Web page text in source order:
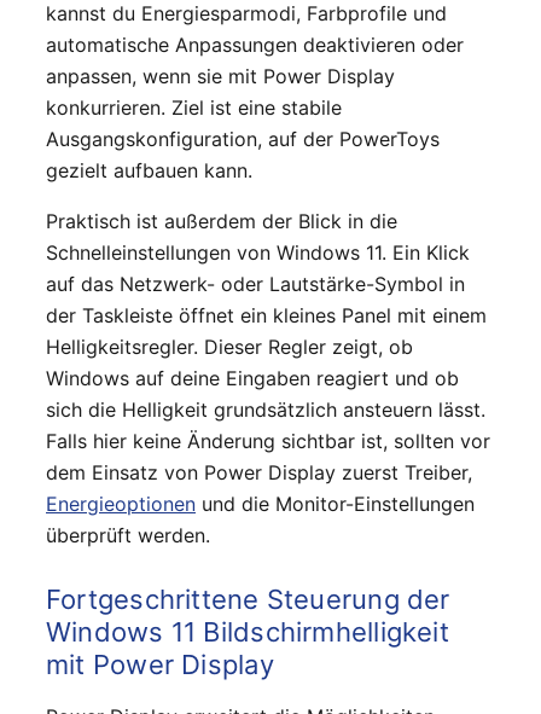
kannst du Energiesparmodi, Farbprofile und
automatische Anpassungen deaktivieren oder
anpassen, wenn sie mit Power Display
konkurrieren. Ziel ist eine stabile
Ausgangskonfiguration, auf der PowerToys
gezielt aufbauen kann.
Praktisch ist außerdem der Blick in die
Schnelleinstellungen von Windows 11. Ein Klick
auf das Netzwerk- oder Lautstärke-Symbol in
der Taskleiste öffnet ein kleines Panel mit einem
Helligkeitsregler. Dieser Regler zeigt, ob
Windows auf deine Eingaben reagiert und ob
sich die Helligkeit grundsätzlich ansteuern lässt.
Falls hier keine Änderung sichtbar ist, sollten vor
dem Einsatz von Power Display zuerst Treiber,
Energieoptionen und die Monitor-Einstellungen
überprüft werden.
Fortgeschrittene Steuerung der
Windows 11 Bildschirmhelligkeit
mit Power Display